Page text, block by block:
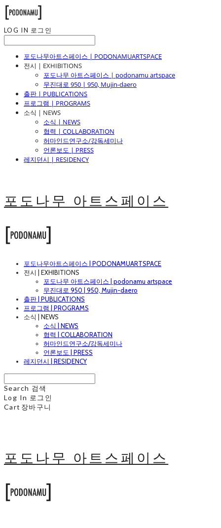
LOG IN 로그인
포도나무아트스페이스 | PODONAMUARTSPACE
전시 | EXHIBITIONS
포도나무 아트스페이스 | podonamu artspace
무진대로 950 | 950, Mujin-daero
출판 | PUBLICATIONS
프로그램 | PROGRAMS
소식 | NEWS
소식 | NEWS
협력 | COLLABORATION
허마인드연구소/강독세미나
언론보도 | PRESS
레지던시 | RESIDENCY
포도나무 아트스페이스
포도나무아트스페이스 | PODONAMUARTSPACE
전시 | EXHIBITIONS
포도나무 아트스페이스 | podonamu artspace
무진대로 950 | 950, Mujin-daero
출판 | PUBLICATIONS
프로그램 | PROGRAMS
소식 | NEWS
소식 | NEWS
협력 | COLLABORATION
허마인드연구소/강독세미나
언론보도 | PRESS
레지던시 | RESIDENCY
Search 검색
Log In 로그인
Cart 장바구니
포도나무 아트스페이스